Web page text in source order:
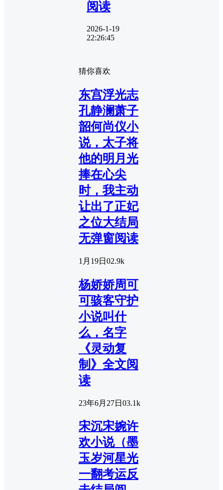
阅读
2026-1-19
22:26:45
猜你喜欢
东宫浮光志
孔静澜萧子
韶何尚仪小
说，太子将
他的明月光
捧在心尖
时，我主动
让出了正妃
之位大结局
无弹窗阅读
1月19日 02.9k
杨娇娇周可
可骇客守护
小说叫什
么，名字
《灵动复
制》全文阅
读
23年6月27日 03.1k
宋沉宋婉许
欢小说（墨
玉岁河星光
一翻考运反